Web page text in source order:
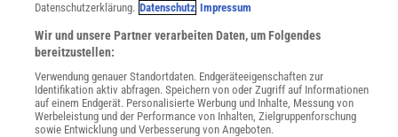
Datenschutzerklärung. Datenschutz Impressum
Wir und unsere Partner verarbeiten Daten, um Folgendes
bereitzustellen:
Verwendung genauer Standortdaten. Endgeräteeigenschaften zur
Identifikation aktiv abfragen. Speichern von oder Zugriff auf Informationen
auf einem Endgerät. Personalisierte Werbung und Inhalte, Messung von
Werbeleistung und der Performance von Inhalten, Zielgruppenforschung
sowie Entwicklung und Verbesserung von Angeboten.